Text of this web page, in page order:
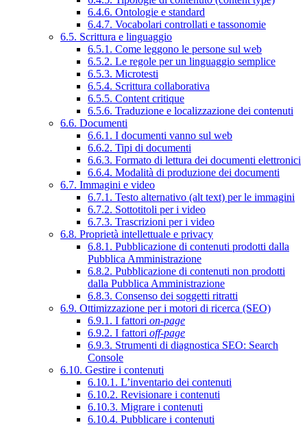
6.4.6. Ontologie e standard
6.4.7. Vocabolari controllati e tassonomie
6.5. Scrittura e linguaggio
6.5.1. Come leggono le persone sul web
6.5.2. Le regole per un linguaggio semplice
6.5.3. Microtesti
6.5.4. Scrittura collaborativa
6.5.5. Content critique
6.5.6. Traduzione e localizzazione dei contenuti
6.6. Documenti
6.6.1. I documenti vanno sul web
6.6.2. Tipi di documenti
6.6.3. Formato di lettura dei documenti elettronici
6.6.4. Modalità di produzione dei documenti
6.7. Immagini e video
6.7.1. Testo alternativo (alt text) per le immagini
6.7.2. Sottotitoli per i video
6.7.3. Trascrizioni per i video
6.8. Proprietà intellettuale e privacy
6.8.1. Pubblicazione di contenuti prodotti dalla
Pubblica Amministrazione
6.8.2. Pubblicazione di contenuti non prodotti
dalla Pubblica Amministrazione
6.8.3. Consenso dei soggetti ritratti
6.9. Ottimizzazione per i motori di ricerca (SEO)
6.9.1. I fattori on-page
6.9.2. I fattori off-page
6.9.3. Strumenti di diagnostica SEO: Search
Console
6.10. Gestire i contenuti
6.10.1. L’inventario dei contenuti
6.10.2. Revisionare i contenuti
6.10.3. Migrare i contenuti
6.10.4. Pubblicare i contenuti